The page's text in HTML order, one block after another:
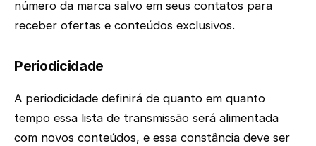
número da marca salvo em seus contatos para
receber ofertas e conteúdos exclusivos.
Periodicidade
A periodicidade definirá de quanto em quanto
tempo essa lista de transmissão será alimentada
com novos conteúdos, e essa constância deve ser